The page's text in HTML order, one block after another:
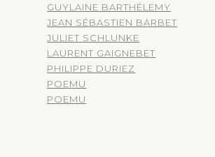
GUYLAINE BARTHÉLEMY
JEAN SÉBASTIEN BARBET
JULIET SCHLUNKE
LAURENT GAIGNEBET
PHILIPPE DURIEZ
POEMU
POEMU